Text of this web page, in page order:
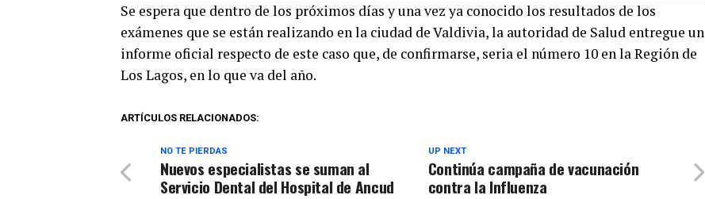
audio
teclas
de
flecha
volumen.
Se espera que dentro de los próximos días y una vez ya conocido los resultados de los
exámenes que se están realizando en la ciudad de Valdivia, la autoridad de Salud entregue un
informe oficial respecto de este caso que, de confirmarse, seria el número 10 en la Región de
Los Lagos, en lo que va del año.
ARTÍCULOS RELACIONADOS:
UP NEXT
Continúa campaña de vacunación
contra la Influenza
NO TE PIERDAS
Nuevos especialistas se suman al
Servicio Dental del Hospital de Ancud